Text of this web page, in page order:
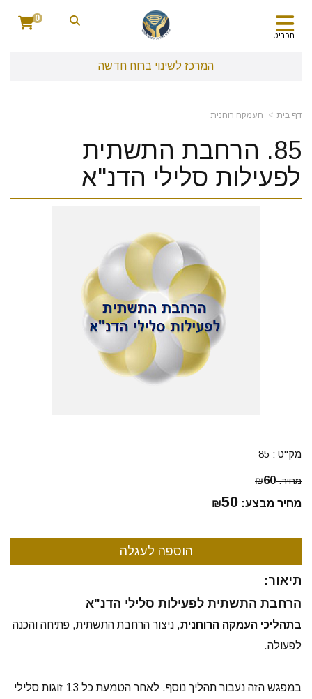
תפריט
0
המרכז לשינוי ברוח חדשה
דף בית העמקה רוחנית
85. הרחבת התשתית
לפעילות סלילי הדנ"א
מק"ט : 85
מחיר: ₪60
מחיר מבצע: ₪50
תיאור:
הרחבת התשתית לפעילות סלילי הדנ"א
בתהליכי העמקה הרוחנית, ניצור הרחבת התשתית, פתיחה והכנה
לפעולה.
במפגש הזה נעבור תהליך נוסף. לאחר הטמעת כל 13 זוגות סלילי